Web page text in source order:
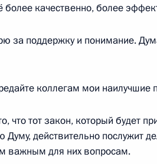
11:00
поздравил коллектив
со дня его образования
качественно, более
за поддержку и понимание.
коллегам мои наилучшие
что тот закон, который будет
Думу, действительно послужит
важным для них вопросам.